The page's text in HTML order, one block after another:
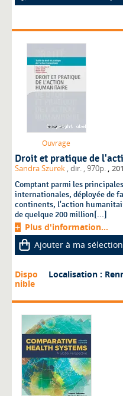
Ouvrage
Droit et pratique de
Sandra Szurek , dir. , 970p. ,
Comptant parmi les
internationales, déployée de
continents, l'action
de quelque 200 million[...]
Plus d'information...
Ajouter à ma sélection
Dispo
nible
Localisation :